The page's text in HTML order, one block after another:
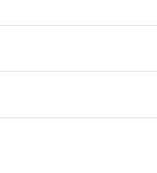
lidera
i
nakon što je
u blizini